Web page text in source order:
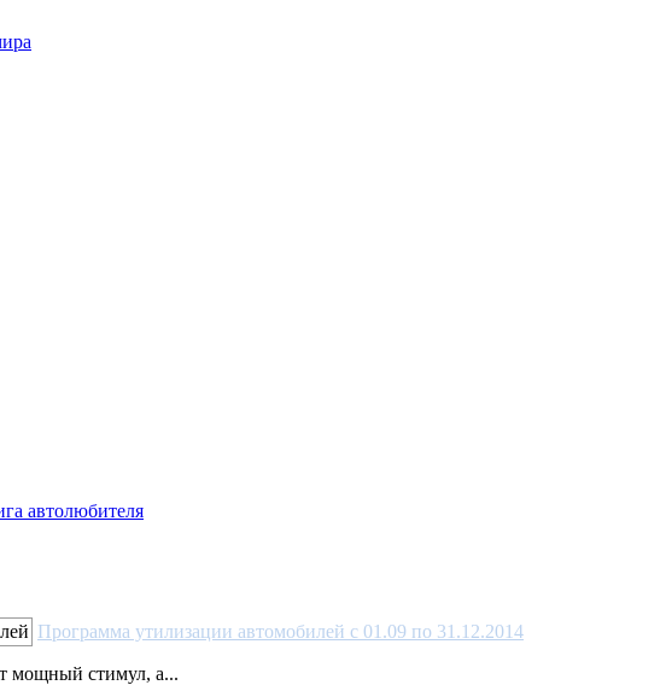
Программа утилизации автомобилей с 01.09 по 31.12.2014
мощный стимул, а...